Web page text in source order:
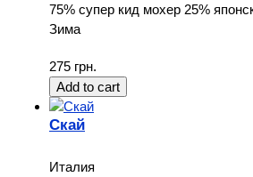
75% супер кид мохер 25%
Зима
275 грн.
Скай
Италия